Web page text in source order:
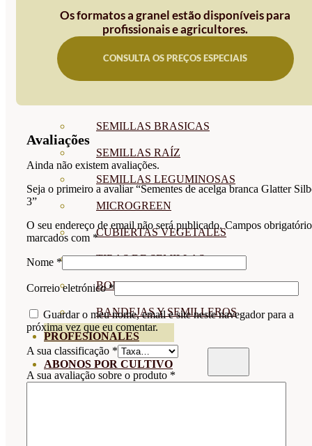
SEMILLAS FLORES
SEMILLAS BRASICAS
SEMILLAS RAÍZ
SEMILLAS LEGUMINOSAS
MICROGREEN
CUBIERTAS VEGETALES
TIRAS DE SEMILLAS
BOMBAS DE SEMILLAS
BANDEJAS Y SEMILLEROS
PROFESIONALES
ABONOS POR CULTIVO
Os formatos a granel estão disponíveis para
profissionais e agricultores.
CONSULTA OS PREÇOS ESPECIAIS
Avaliações
Ainda não existem avaliações.
Seja o primeiro a avaliar “Sementes de acelga branca Glatter
3”
O seu endereço de email não será publicado. Campos
marcados com *
Nome *
Correio eletrónico*
Guardar o meu nome, email e site neste navegador para a
próxima vez que eu comentar.
A sua classificação *
A sua avaliação sobre o produto *